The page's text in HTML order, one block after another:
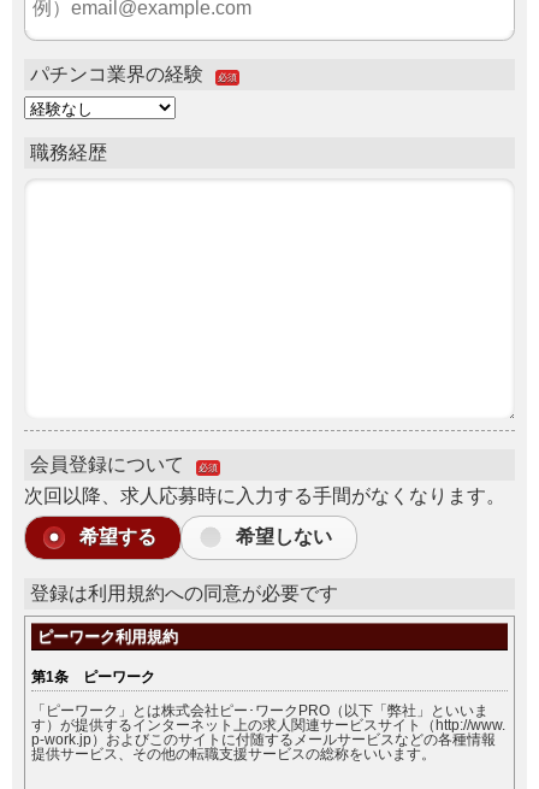
パチンコ業界の経験 必須
職務経歴
会員登録について 必須
次回以降、求人応募時に入力する手間がなくなります。
希望する 希望しない
登録は利用規約への同意が必要です
ピーワーク利用規約
第1条 ピーワーク
「ピーワーク」とは株式会社ピー･ワークPRO（以下「弊社」といいま
す）が提供するインターネット上の求人関連サービスサイト（http://www.
p-work.jp）およびこのサイトに付随するメールサービスなどの各種情報
提供サービス、その他の転職支援サービスの総称をいいます。